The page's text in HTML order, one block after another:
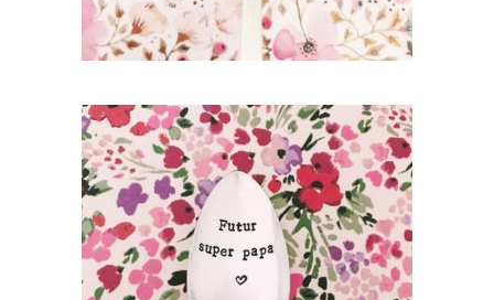
PETITE CUILLÈRE GRAVÉE VINTAGE :
FUTUR SUPER PAPA
35,00€